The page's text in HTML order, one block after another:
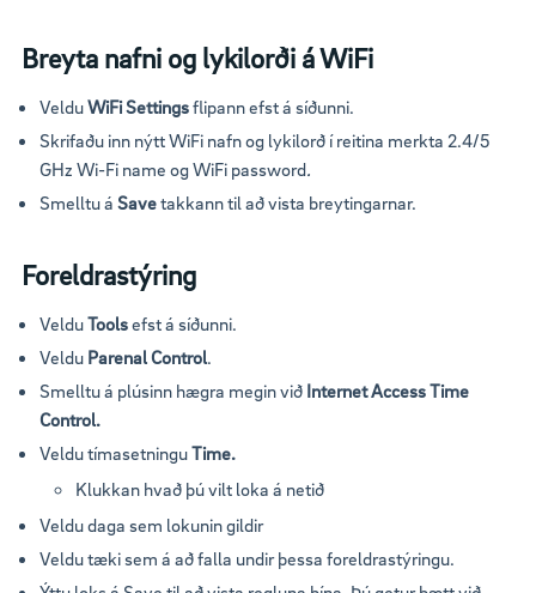
Breyta nafni og lykilorði á WiFi
VelduWiFi Settingsflipann efst á síðunni.
Skrifaðu inn nýtt WiFi nafn og lykilorð í reitina merkta 2.4/5
GHz Wi-Fi name og WiFi password.
Smelltu á Savetakkann til að vista breytingarnar.
Foreldrastýring
VelduToolsefst á síðunni.
Veldu Parenal Control.
Smelltu á plúsinn hægra megin við Internet Access Time
Control.
Veldu tímasetninguTime.
Klukkan hvað þú vilt loka á netið
Veldu daga sem lokunin gildir
Veldu tæki sem á að falla undir þessa foreldrastýringu.